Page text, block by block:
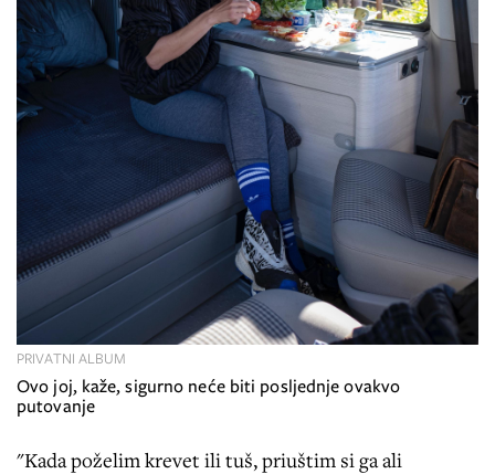
Ovo joj, kaže, sigurno neće biti posljednje ovakvo
putovanje
PRIVATNI ALBUM
"Kada poželim krevet ili tuš, priuštim si ga ali